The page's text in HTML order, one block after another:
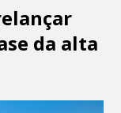
da alta